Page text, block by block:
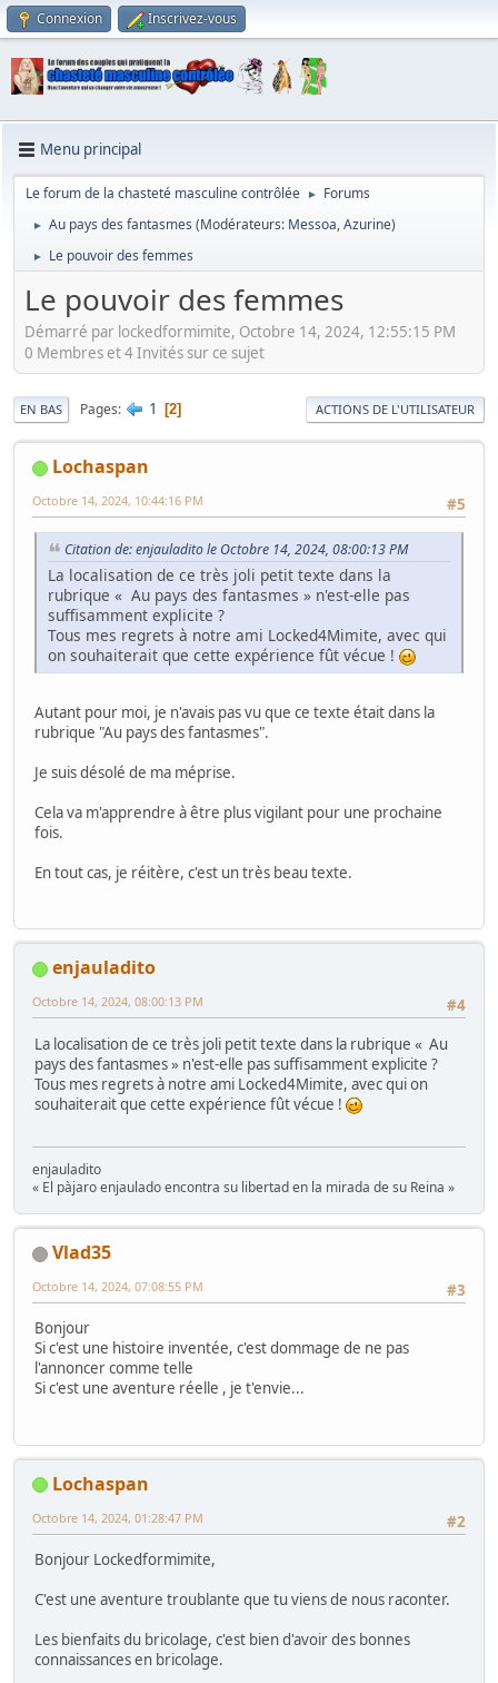
Connexion Inscrivez-vous
Menu principal
Le forum de la chasteté masculine contrôlée ► Forums
► Au pays des fantasmes (Modérateurs: Messoa,Azurine)
► Le pouvoir des femmes
Le pouvoir des femmes
Démarré par lockedformimite, Octobre 14, 2024, 12:55:15 PM
0 Membres et 4 Invités sur ce sujet
EN BAS Pages 1 2 ACTIONS DE L'UTILISATEUR
Lochaspan
#5
Octobre 14, 2024, 10:44:16 PM
Citation de: enjauladito le Octobre 14, 2024, 08:00:13 PM
La localisation de ce très joli petit texte dans la
rubrique « Au pays des fantasmes » n'est-elle pas
suffisamment explicite ?
Tous mes regrets à notre ami Locked4Mimite, avec qui
on souhaiterait que cette expérience fût vécue !
Autant pour moi, je n'avais pas vu que ce texte était dans la
rubrique "Au pays des fantasmes".
Je suis désolé de ma méprise.
Cela va m'apprendre à être plus vigilant pour une prochaine
fois.
En tout cas, je réitère, c'est un très beau texte.
enjauladito
#4
Octobre 14, 2024, 08:00:13 PM
La localisation de ce très joli petit texte dans la rubrique « Au
pays des fantasmes » n'est-elle pas suffisamment explicite ?
Tous mes regrets à notre ami Locked4Mimite, avec qui on
souhaiterait que cette expérience fût vécue !
enjauladito
« El pàjaro enjaulado encontra su libertad en la mirada de su Reina »
Vlad35
#3
Octobre 14, 2024, 07:08:55 PM
Bonjour
Si c'est une histoire inventée, c'est dommage de ne pas
l'annoncer comme telle
Si c'est une aventure réelle , je t'envie...
Lochaspan
#2
Octobre 14, 2024, 01:28:47 PM
Bonjour Lockedformimite,
C'est une aventure troublante que tu viens de nous raconter.
Les bienfaits du bricolage, c'est bien d'avoir des bonnes
connaissances en bricolage.